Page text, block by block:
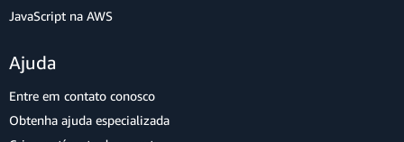
JavaScript na AWS
Ajuda
Entre em contato conosco
Obtenha ajuda especializada